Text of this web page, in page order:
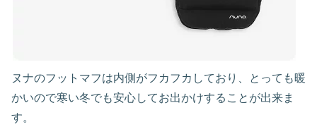
ヌナのフットマフは内側がフカフカしており、とっても暖
かいので寒い冬でも安心してお出かけすることが出来ま
す。